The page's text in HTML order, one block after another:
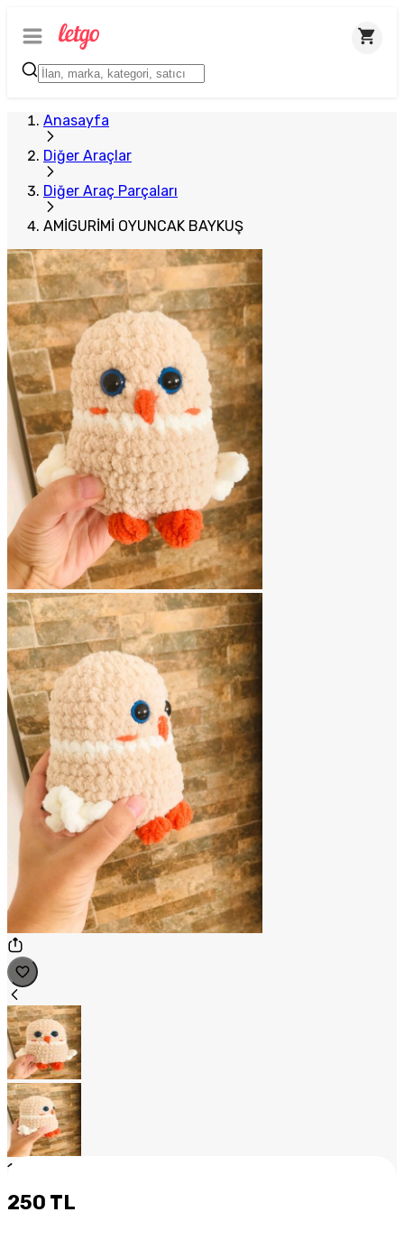
Anasayfa
Diğer Araçlar
Diğer Araç Parçaları
AMİGURİMİ OYUNCAK BAYKUŞ
1
250 TL